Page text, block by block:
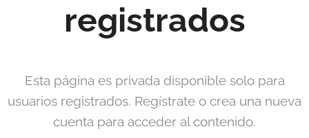
registrados
Esta página es privada disponible solo para
usuarios registrados. Regístrate o crea una nueva
cuenta para acceder al contenido.